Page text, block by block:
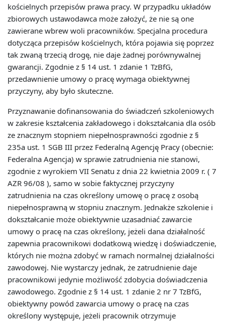
kościelnych przepisów prawa pracy. W przypadku układów
zbiorowych ustawodawca może założyć, że nie są one
zawierane wbrew woli pracowników. Specjalna procedura
dotycząca przepisów kościelnych, która pojawia się poprzez
tak zwaną trzecią drogę, nie daje żadnej porównywalnej
gwarancji. Zgodnie z § 14 ust. 1 zdanie 1 TzBfG,
przedawnienie umowy o pracę wymaga obiektywnej
przyczyny, aby było skuteczne.
Przyznawanie dofinansowania do świadczeń szkoleniowych
w zakresie kształcenia zakładowego i dokształcania dla osób
ze znacznym stopniem niepełnosprawności zgodnie z §
235a ust. 1 SGB III przez Federalną Agencję Pracy (obecnie:
Federalna Agencja) w sprawie zatrudnienia nie stanowi,
zgodnie z wyrokiem VII Senatu z dnia 22 kwietnia 2009 r. ( 7
AZR 96/08 ), samo w sobie faktycznej przyczyny
zatrudnienia na czas określony umowę o pracę z osobą
niepełnosprawną w stopniu znacznym. Jednakże szkolenie i
dokształcanie może obiektywnie uzasadniać zawarcie
umowy o pracę na czas określony, jeżeli dana działalność
zapewnia pracownikowi dodatkową wiedzę i doświadczenie,
których nie można zdobyć w ramach normalnej działalności
zawodowej. Nie wystarczy jednak, że zatrudnienie daje
pracownikowi jedynie możliwość zdobycia doświadczenia
zawodowego. Zgodnie z § 14 ust. 1 zdanie 2 nr 7 TzBfG,
obiektywny powód zawarcia umowy o pracę na czas
określony występuje, jeżeli pracownik otrzymuje